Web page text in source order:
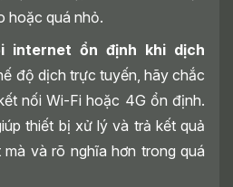
hoặc quá nhỏ.
internet ổn định khi dịch
độ dịch trực tuyến, hãy chắc
nối Wi-Fi hoặc 4G ổn định.
thiết bị xử lý và trả kết quả
và rõ nghĩa hơn trong quá